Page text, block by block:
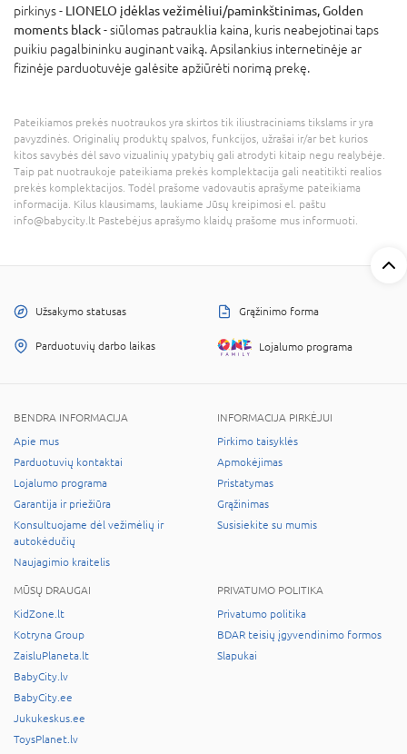
pirkinys - LIONELO įdėklas vežimėliui/paminkštinimas, Golden
moments black- siūlomas patrauklia kaina, kuris neabejotinai taps
puikiu pagalbininku auginant vaiką. Apsilankius internetinėje ar
fizinėje parduotuvėje galėsite apžiūrėti norimą prekę.
Pateikiamos prekės nuotraukos yra skirtos tik iliustraciniams tikslams ir yra
pavyzdinės. Originalių produktų spalvos, funkcijos, užrašai ir/ar bet kurios
kitos savybės dėl savo vizualinių ypatybių gali atrodyti kitaip negu realybėje.
Taip pat nuotraukoje pateikiama prekės komplektacija gali neatitikti realios
prekės komplektacijos. Todėl prašome vadovautis aprašyme pateikiama
informacija. Kilus klausimams, laukiame Jūsų kreipimosi el. paštu
info@babycity.lt Pastebėjus aprašymo klaidų prašome mus informuoti.
Užsakymo statusas Grąžinimo forma
Parduotuvių darbo laikas Lojalumo programa
BENDRA INFORMACIJA
Apie mus
Parduotuvių kontaktai
Lojalumo programa
Garantija ir priežiūra
Konsultuojame dėl vežimėlių ir
autokėdučių
Naujagimio kraitelis
INFORMACIJA PIRKĖJUI
Pirkimo taisyklės
Apmokėjimas
Pristatymas
Grąžinimas
Susisiekite su mumis
MŪSŲ DRAUGAI
KidZone.lt
Kotryna Group
ZaisluPlaneta.lt
BabyCity.lv
BabyCity.ee
Jukukeskus.ee
ToysPlanet.lv
PRIVATUMO POLITIKA
Privatumo politika
BDAR teisių įgyvendinimo formos
Slapukai